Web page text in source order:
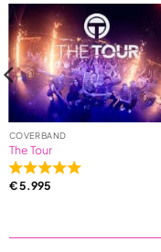
COVERBAND
The Tour
Rated
5,0
€5.995